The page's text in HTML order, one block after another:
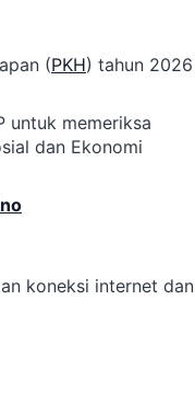
(PKH) tahun 2026
untuk memeriksa
dan Ekonomi
koneksi internet dan